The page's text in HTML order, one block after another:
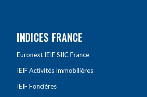
INDICES FRANCE
Euronext IEIF SIIC France
IEIF Activités Immobilières
IEIF Foncières